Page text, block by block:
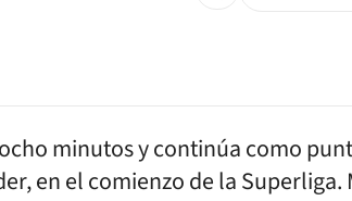
minutos y continúa como
en el comienzo de la Superliga.